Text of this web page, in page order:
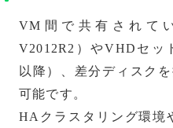
VM間で共有されて
V2012R2）やVHDセッ
以降）、差分ディスク
可能です。
HAクラスタリング環境